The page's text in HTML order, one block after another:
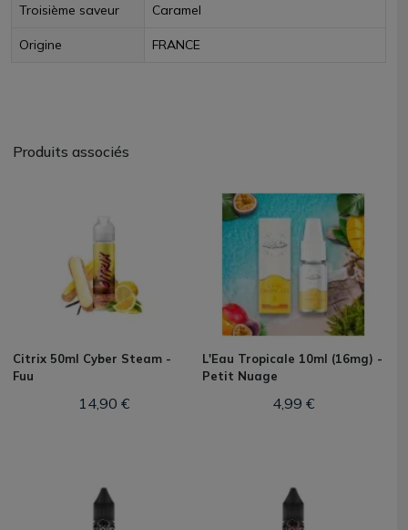
Troisième saveur Caramel
Origine FRANCE
Produits associés
Citrix 50ml Cyber Steam -
Fuu
14,90 €
L'Eau Tropicale 10ml (16mg) -
Petit Nuage
4,99 €